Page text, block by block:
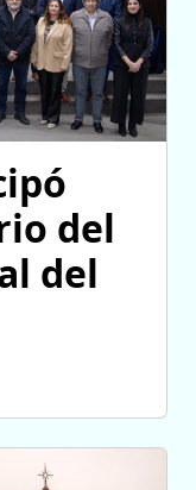
del
del